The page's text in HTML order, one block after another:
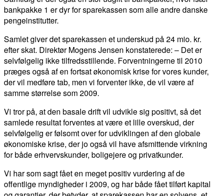
bankpakke 1 er dyr for sparekassen som alle andre danske
pengeinstitutter.
Samlet giver det sparekassen et underskud på 24 mio. kr.
efter skat. Direktør Mogens Jensen konstaterede: – Det er
selvfølgelig ikke tilfredsstillende. Forventningerne til 2010
præges også af en fortsat økonomisk krise for vores kunder,
der vil medføre tab, men vi forventer ikke, de vil være af
samme størrelse som 2009.
Vi tror på, at den basale drift vil udvikle sig positivt, så det
samlede resultat forventes at være et lille overskud, der
selvfølgelig er følsomt over for udviklingen af den globale
økonomiske krise, der jo også vil have afsmittende virkning
for både erhvervskunder, boligejere og privatkunder.
Vi har som sagt fået en meget positiv vurdering af de
offentlige myndigheder i 2009, og har både fået tilført kapital